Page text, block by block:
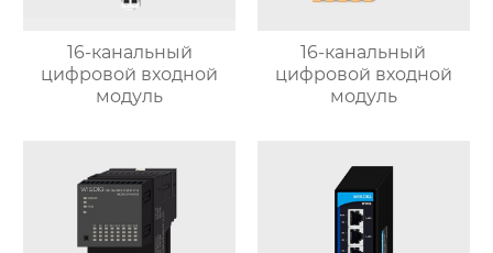
16-канальный
цифровой входной
модуль
16-канальный
цифровой входной
модуль